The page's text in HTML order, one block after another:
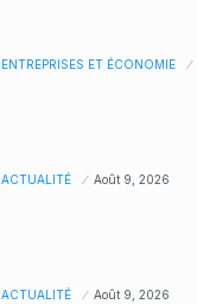
ENTREPRISES ET ÉCONOMIE
ACTUALITÉ Août 9, 2026
ACTUALITÉ Août 9, 2026